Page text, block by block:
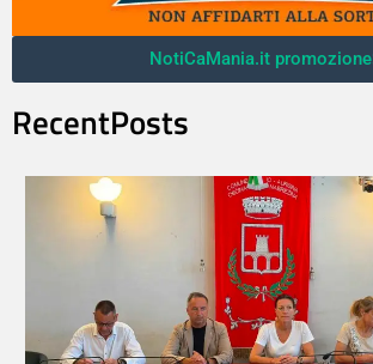
NotiCaMania.it promozione
RecentPosts